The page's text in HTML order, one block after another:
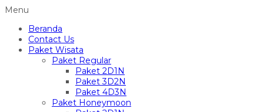
Menu
Beranda
Contact Us
Paket Wisata
Paket Regular
Paket 2D1N
Paket 3D2N
Paket 4D3N
Paket Honeymoon